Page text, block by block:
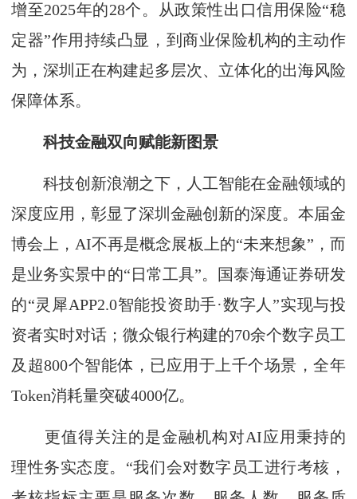
增至2025年的28个。从政策性出口信用保险“稳
定器”作用持续凸显，到商业保险机构的主动作
为，深圳正在构建起多层次、立体化的出海风险
保障体系。
科技金融双向赋能新图景
科技创新浪潮之下，人工智能在金融领域的
深度应用，彰显了深圳金融创新的深度。本届金
博会上，AI不再是概念展板上的“未来想象”，而
是业务实景中的“日常工具”。国泰海通证券研发
的“灵犀APP2.0智能投资助手·数字人”实现与投
资者实时对话；微众银行构建的70余个数字员工
及超800个智能体，已应用于上千个场景，全年
Token消耗量突破4000亿。
更值得关注的是金融机构对AI应用秉持的
理性务实态度。“我们会对数字员工进行考核，